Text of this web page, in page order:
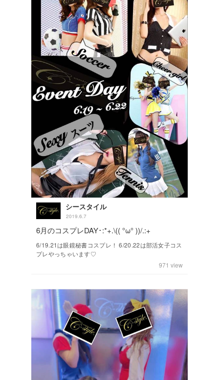
シースタイル
2019.6.7
6月のコスプレDAY･:*+.\(( °ω° ))/.:+
6/19.21は眼鏡秘書コスプレ！ 6/20.22は部活女子コス
プレやっちゃいます♡
971 view